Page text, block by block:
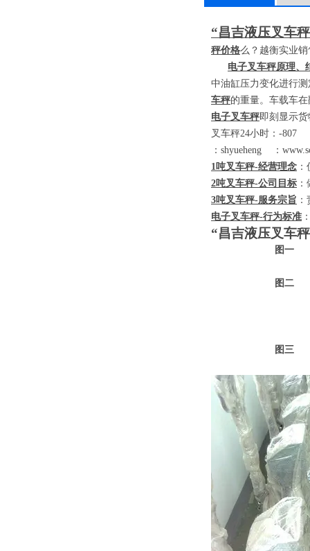
“昌吉液压叉车
秤价格么？越衡实业
电子叉车秤原理、
中油缸压力变化进行
车秤的重量。车载车
电子叉车秤即刻显示
叉车秤24小时： -
： shyueheng ：
1吨叉车秤-经营理念
2吨叉车秤-公司目标
3吨叉车秤-服务宗旨
电子叉车秤-行为标准
“昌吉液压叉车
图一
图二
图三